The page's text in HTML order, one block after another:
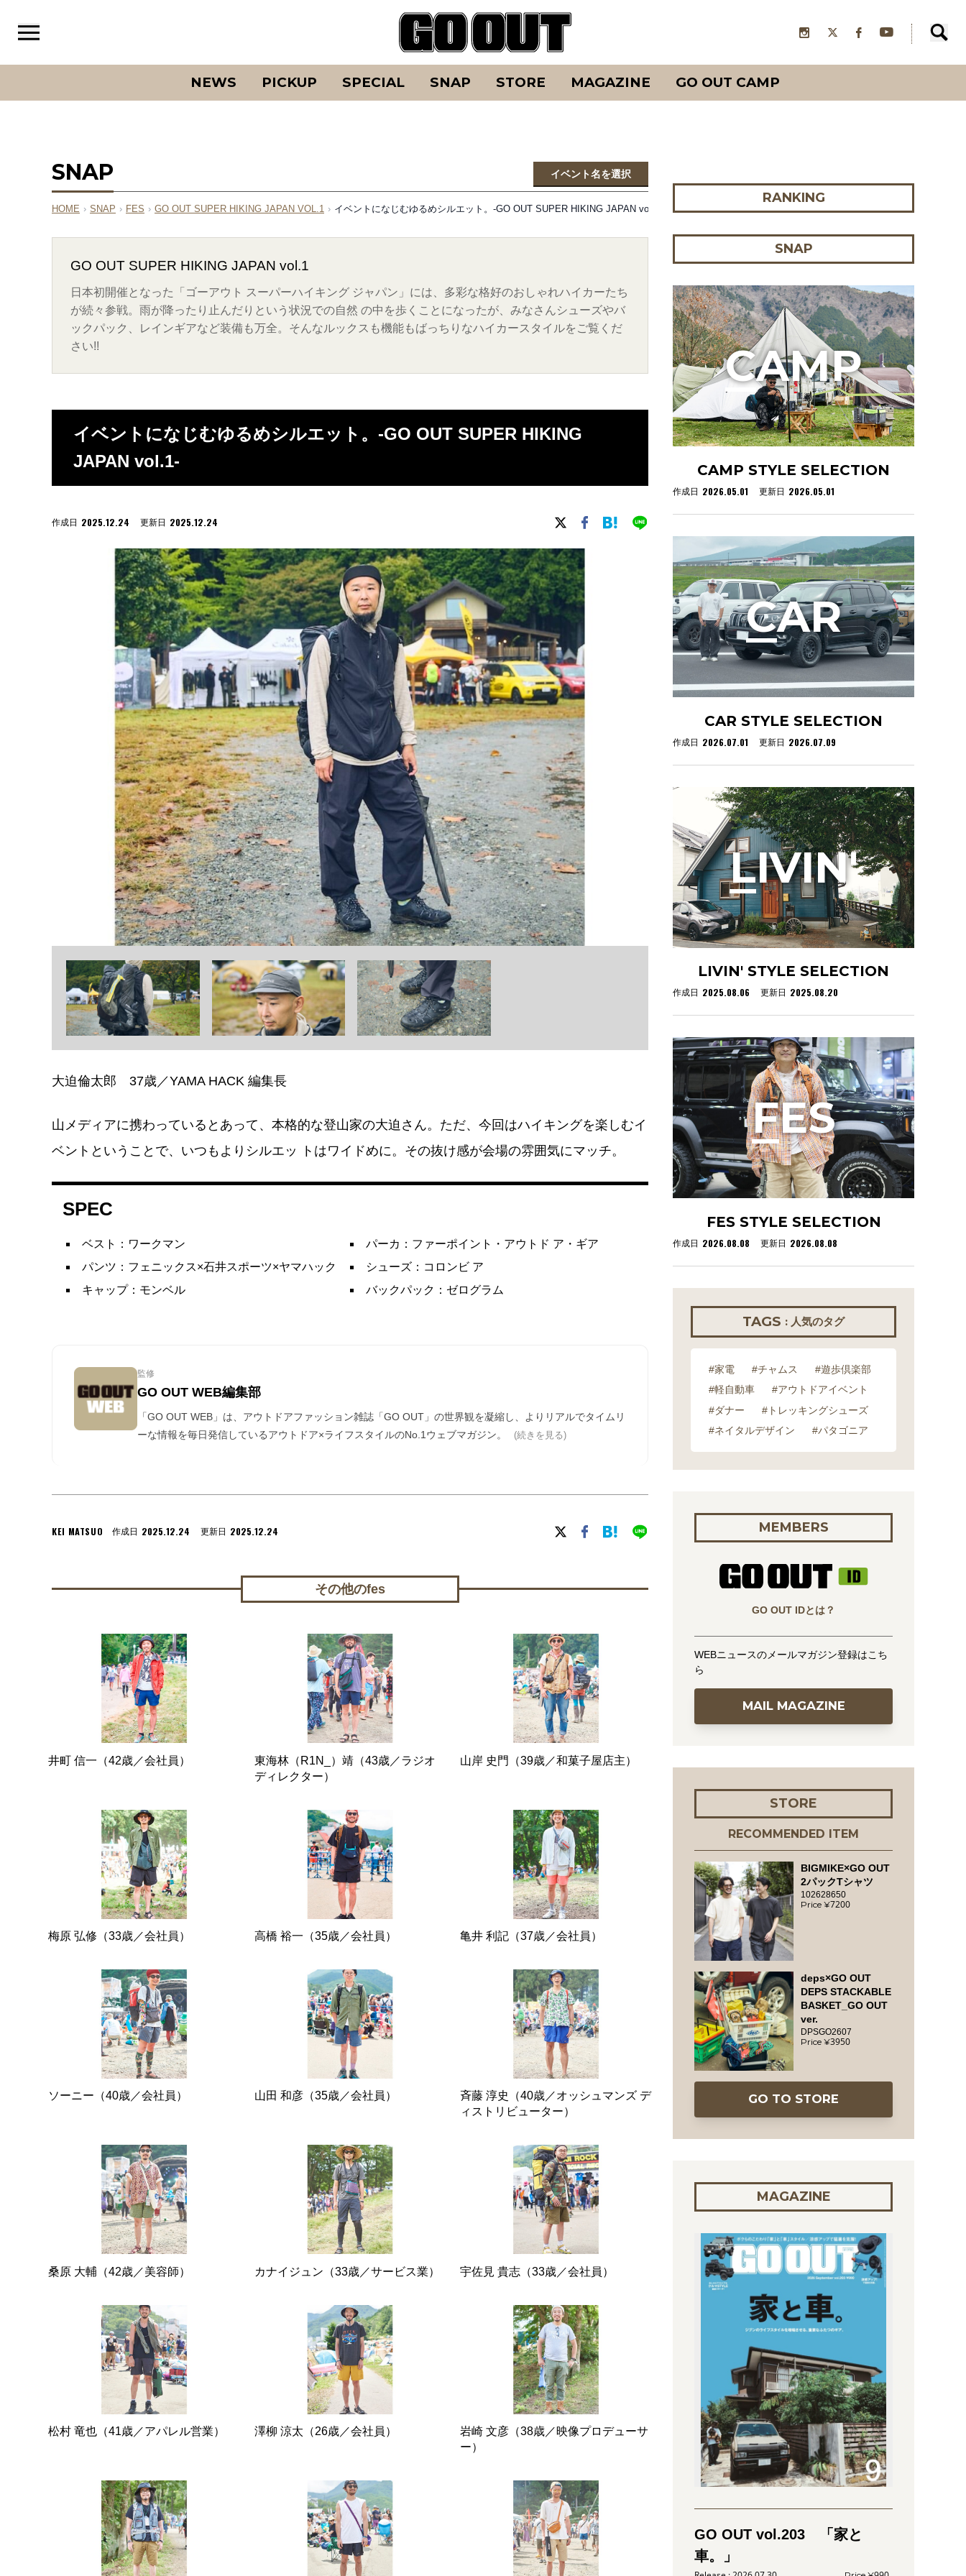
NEWS PICKUP SPECIAL SNAP STORE MAGAZINE GO OUT CAMP
SNAP イベント名を選択
HOME › SNAP › FES › GO OUT SUPER HIKING JAPAN VOL.1 › イベントになじむゆるめシルエット。-GO OUT SUPER HIKING JAPAN vol.1-
GO OUT SUPER HIKING JAPAN vol.1
日本初開催となった「ゴーアウト スーパーハイキング ジャパン」には、多彩な格好のおしゃれハイカーたち
が続々参戦。雨が降ったり止んだりという状況での自然 の中を歩くことになったが、みなさんシューズやバ
ックパック、レインギアなど装備も万全。そんなルックスも機能もばっちりなハイカースタイルをご覧くだ
さい!!
イベントになじむゆるめシルエット。-GO OUT SUPER HIKING
JAPAN vol.1-
作成日 2025.12.24 更新日 2025.12.24
大迫倫太郎 37歳／YAMA HACK 編集長
山メディアに携わっているとあって、本格的な登山家の大迫さん。ただ、今回はハイキングを楽しむイ
ベントということで、いつもよりシルエッ トはワイドめに。その抜け感が会場の雰囲気にマッチ。
SPEC
ベスト：ワークマン
パーカ：ファーポイント・アウトド ア・ギア
パンツ：フェニックス×石井スポーツ×ヤマハック
シューズ：コロンビ ア
キャップ：モンベル
バックパック：ゼログラム
監修
GO OUT WEB編集部
「GO OUT WEB」は、アウトドアファッション雑誌「GO OUT」の世界観を凝縮し、よりリアルでタイムリ
ーな情報を毎日発信しているアウトドア×ライフスタイルのNo.1ウェブマガジン。
(続きを見る)
KEI MATSUO 作成日 2025.12.24 更新日 2025.12.24
その他のfes
井町 信一（42歳／会社員）
東海林（R1N_）靖（43歳／ラジオ
ディレクター）
山岸 史門（39歳／和菓子屋店主）
梅原 弘修（33歳／会社員） 高橋 裕一（35歳／会社員） 亀井 利記（37歳／会社員）
ソーニー（40歳／会社員） 山田 和彦（35歳／会社員）
斉藤 淳史（40歳／オッシュマンズ デ
ィストリビューター）
桑原 大輔（42歳／美容師） カナイジュン（33歳／サービス業） 宇佐見 貴志（33歳／会社員）
松村 竜也（41歳／アパレル営業） 澤柳 涼太（26歳／会社員）
岩崎 文彦（38歳／映像プロデューサ
ー）
RANKING
SNAP
CAMP STYLE SELECTION
作成日 2026.05.01 更新日 2026.05.01
CAMP
CAR STYLE SELECTION
作成日 2026.07.01 更新日 2026.07.09
CAR
LIVIN' STYLE SELECTION
作成日 2025.08.06 更新日 2025.08.20
LIVIN'
FES STYLE SELECTION
作成日 2026.08.08 更新日 2026.08.08
FES
TAGS : 人気のタグ
#家電 #チャムス
#遊歩倶楽部
#軽自動車
#アウトドアイベント
#ダナー
#トレッキングシューズ
#ネイタルデザイン
#パタゴニア
MEMBERS
GO OUT IDとは？
WEBニュースのメールマガジン登録はこち
ら
MAIL MAGAZINE
STORE
RECOMMENDED ITEM
BIGMIKE×GO OUT
2パックTシャツ
102628650
7200
deps×GO OUT
DEPS STACKABLE
BASKET_GO OUT
ver.
DPSGO2607
3950
GO TO STORE
MAGAZINE
GO OUT vol.203 「家と
車。」